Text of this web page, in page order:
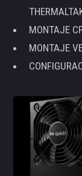
MONTAJE
MONTAJE